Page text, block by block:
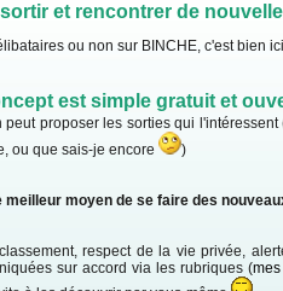
et rencontrer de
ou non sur BINCHE, c'est bien ici
est simple gratuit et
peut proposer les sorties qui
ou que sais-je encore
)
meilleur moyen de se faire des
respect de la vie privée,
sur accord via les rubriques (